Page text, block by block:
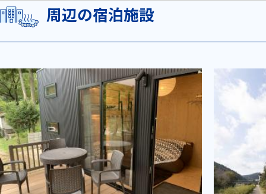
周辺の宿泊施設